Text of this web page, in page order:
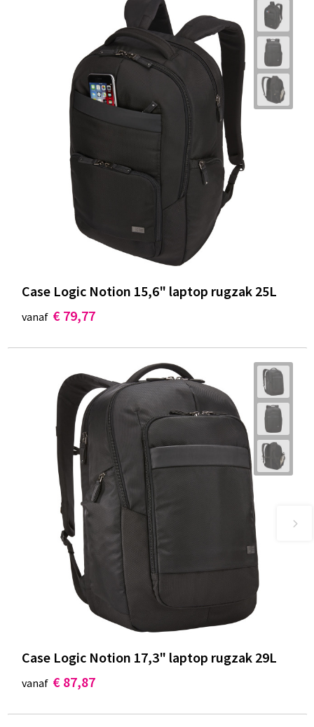
Case Logic Notion 15,6" laptop rugzak 25L
vanaf € 79,77
Case Logic Notion 17,3" laptop rugzak 29L
vanaf € 87,87